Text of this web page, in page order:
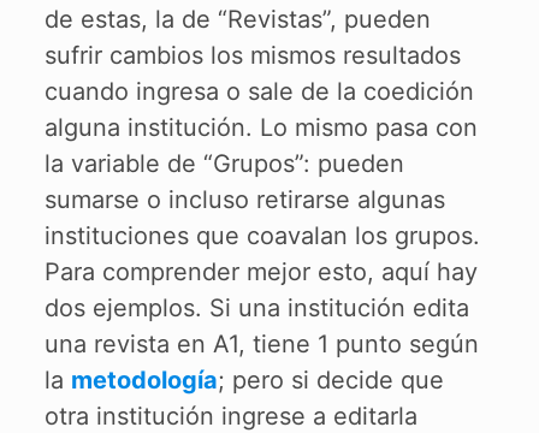
de estas, la de “Revistas”, pueden
sufrir cambios los mismos resultados
cuando ingresa o sale de la coedición
alguna institución. Lo mismo pasa con
la variable de “Grupos”: pueden
sumarse o incluso retirarse algunas
instituciones que coavalan los grupos.
Para comprender mejor esto, aquí hay
dos ejemplos. Si una institución edita
una revista en A1, tiene 1 punto según
la metodología; pero si decide que
otra institución ingrese a editarla